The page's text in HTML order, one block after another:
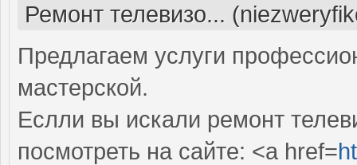
Ремонт телевизо...
Предлагаем услуги
мастерской.
Еслли вы искали ремонт
посмотреть на сайте: <a href=